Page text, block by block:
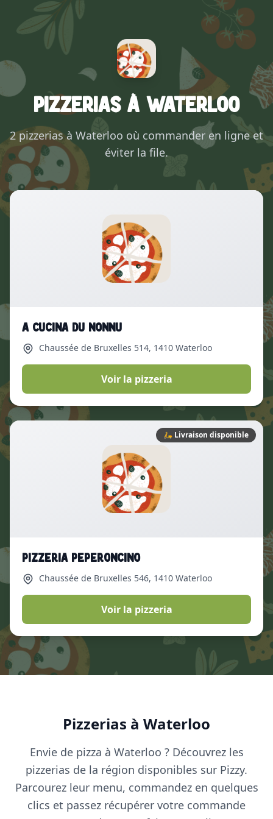
Pizzerias à Waterloo
2 pizzerias à Waterloo où commander en ligne et
éviter la file.
A Cucina Du Nonnu
Chaussée de Bruxelles 514, 1410 Waterloo
Voir la pizzeria
🛵 Livraison disponible
Pizzeria Peperoncino
Chaussée de Bruxelles 546, 1410 Waterloo
Voir la pizzeria
Pizzerias à Waterloo
Envie de pizza à Waterloo ? Découvrez les
pizzerias de la région disponibles sur Pizzy.
Parcourez leur menu, commandez en quelques
clics et passez récupérer votre commande